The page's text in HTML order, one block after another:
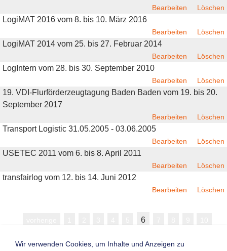
Bearbeiten Löschen
LogiMAT 2016 vom 8. bis 10. März 2016
Bearbeiten Löschen
LogiMAT 2014 vom 25. bis 27. Februar 2014
Bearbeiten Löschen
LogIntern vom 28. bis 30. September 2010
Bearbeiten Löschen
19. VDI-Flurförderzeugtagung Baden Baden vom 19. bis 20.
September 2017
Bearbeiten Löschen
Transport Logistic 31.05.2005 - 03.06.2005
Bearbeiten Löschen
USETEC 2011 vom 6. bis 8. April 2011
Bearbeiten Löschen
transfairlog vom 12. bis 14. Juni 2012
Bearbeiten Löschen
6
Wir verwenden Cookies, um Inhalte und Anzeigen zu